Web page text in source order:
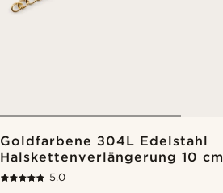
Goldfarbene 304L Edelstahl
Halskettenverlängerung 10 cm
5.0